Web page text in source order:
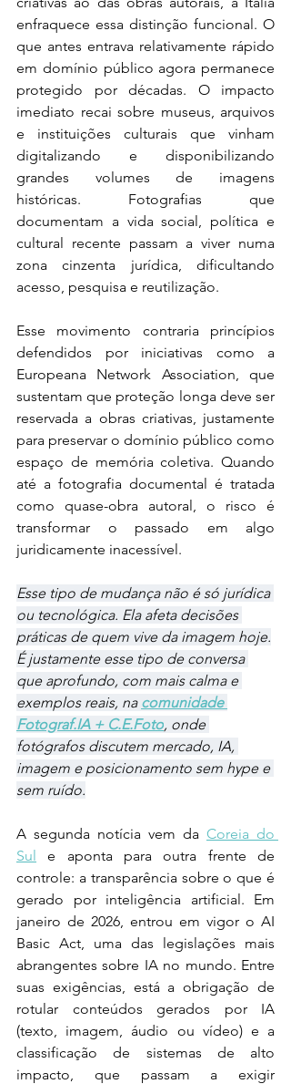
enfraquece essa distinção funcional. O
que antes entrava relativamente rápido
em domínio público agora permanece
protegido por décadas. O impacto
imediato recai sobre museus, arquivos
e instituições culturais que vinham
digitalizando e disponibilizando
grandes volumes de imagens
históricas. Fotografias que
documentam a vida social, política e
cultural recente passam a viver numa
zona cinzenta jurídica, dificultando
acesso, pesquisa e reutilização.
Esse movimento contraria princípios
defendidos por iniciativas como a
Europeana Network Association, que
sustentam que proteção longa deve ser
reservada a obras criativas, justamente
para preservar o domínio público como
espaço de memória coletiva. Quando
até a fotografia documental é tratada
como quase-obra autoral, o risco é
transformar o passado em algo
juridicamente inacessível.
Esse tipo de mudança não é só jurídica
ou tecnológica. Ela afeta decisões
práticas de quem vive da imagem hoje.
É justamente esse tipo de conversa
que aprofundo, com mais calma e
exemplos reais, na comunidade
Fotograf.IA + C.E.Foto, onde
fotógrafos discutem mercado, IA,
imagem e posicionamento sem hype e
sem ruído.
A segunda notícia vem da Coreia do
Sul e aponta para outra frente de
controle: a transparência sobre o que é
gerado por inteligência artificial. Em
janeiro de 2026, entrou em vigor o AI
Basic Act, uma das legislações mais
abrangentes sobre IA no mundo. Entre
suas exigências, está a obrigação de
rotular conteúdos gerados por IA
(texto, imagem, áudio ou vídeo) e a
classificação de sistemas de alto
impacto, que passam a exigir